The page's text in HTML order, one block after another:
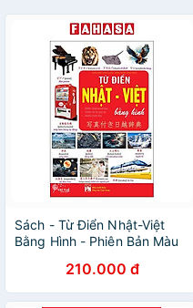
Sách - Từ Điển Nhật-Việt
Bằng Hình - Phiên Bản Màu
210.000 đ